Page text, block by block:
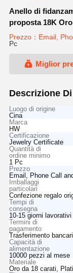
Anello di
proposta 18K
Prezzo：Email,
Pc
Miglior
Descrizione
Luogo di origine
Cina
Marca
HW
Certificazione
Jewelry Certificate
Quantità di
ordine minimo
1 Pc
Prezzo
Email, Phone Call
Imballaggi
particolari
Confezione regalo
Tempi di
consegna
10-15 giorni lavorativi
Termini di
pagamento
Trasferimento
Capacità di
alimentazione
10000 pezzi al mese
Materiale
Oro da 18 carati,